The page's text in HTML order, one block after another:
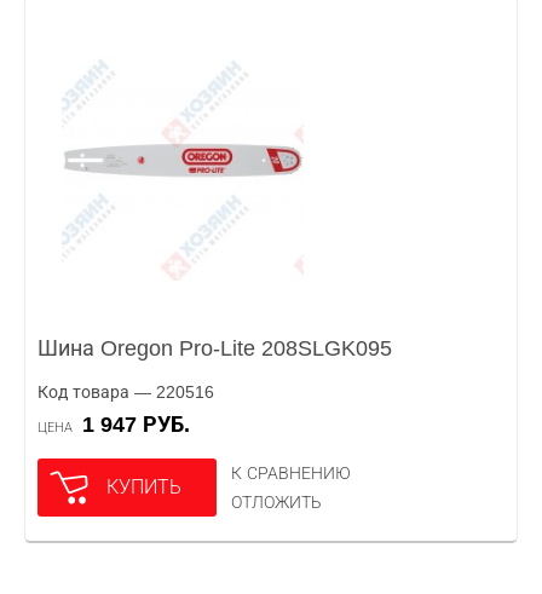
Шина Oregon Pro-Lite 208SLGK095
Код товара — 220516
ЦЕНА 1 947 РУБ.
КУПИТЬ
К СРАВНЕНИЮ
ОТЛОЖИТЬ